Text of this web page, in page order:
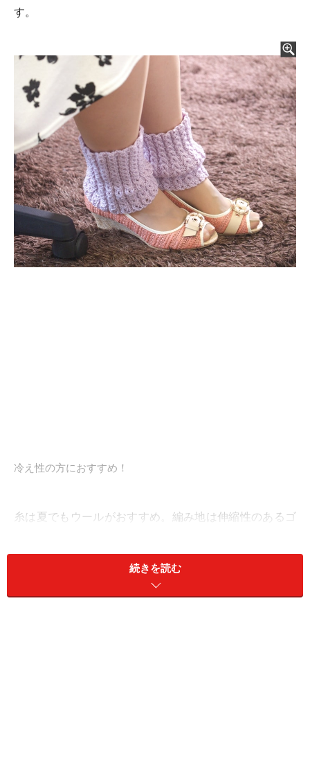
す。
冷え性の方におすすめ！
糸は夏でもウールがおすすめ。編み地は伸縮性のあるゴ
が、少しテクニックを入れて「モックケーブル」という
模様を入れるとぐっとオシャレになります。
続きを読む